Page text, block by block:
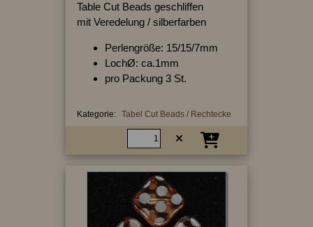
Table Cut Beads geschliffen
mit Veredelung / silberfarben
Perlengröße: 15/15/7mm
LochØ: ca.1mm
pro Packung 3 St.
Kategorie: Tabel Cut Beads / Rechtecke